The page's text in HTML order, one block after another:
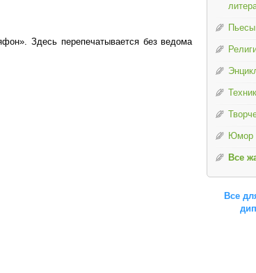
Здесь перепечатывается без ведома
Юмор
Все
Все